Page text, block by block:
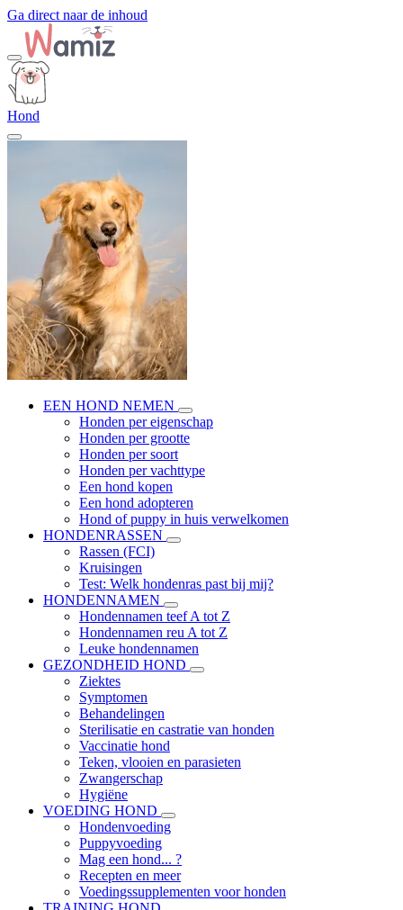
Ga direct naar de inhoud
Hond
EEN HOND NEMEN
Honden per eigenschap
Honden per grootte
Honden per soort
Honden per vachttype
Een hond kopen
Een hond adopteren
Hond of puppy in huis verwelkomen
HONDENRASSEN
Rassen (FCI)
Kruisingen
Test: Welk hondenras past bij mij?
HONDENNAMEN
Hondennamen teef A tot Z
Hondennamen reu A tot Z
Leuke hondennamen
GEZONDHEID HOND
Ziektes
Symptomen
Behandelingen
Sterilisatie en castratie van honden
Vaccinatie hond
Teken, vlooien en parasieten
Zwangerschap
Hygiëne
VOEDING HOND
Hondenvoeding
Puppyvoeding
Mag een hond... ?
Recepten en meer
Voedingssupplementen voor honden